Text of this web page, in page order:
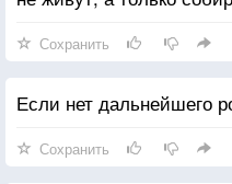
Сохранить
Если нет дальнейшего
Сохранить